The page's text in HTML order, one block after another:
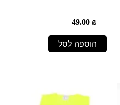
49.00₪
הוספה לסל